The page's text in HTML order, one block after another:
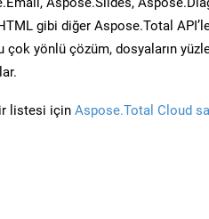
gibi diğer Aspose.Total
yönlü çözüm, dosyaların
listesi için Aspose.Total Cloud